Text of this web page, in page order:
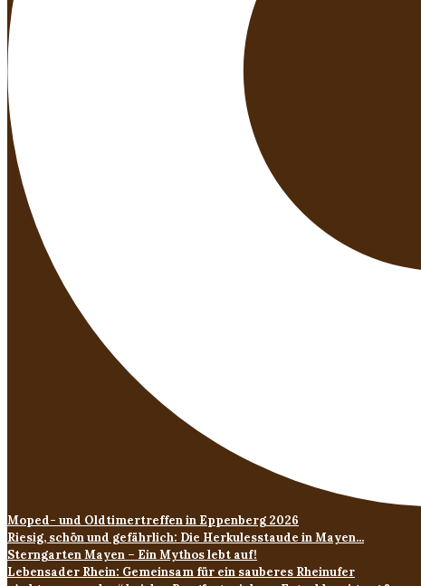
Moped- und Oldtimertreffen in Eppenberg 2026
Riesig, schön und gefährlich: Die Herkulesstaude in Mayen...
Sterngarten Mayen – Ein Mythos lebt auf!
Lebensader Rhein: Gemeinsam für ein sauberes Rheinufer